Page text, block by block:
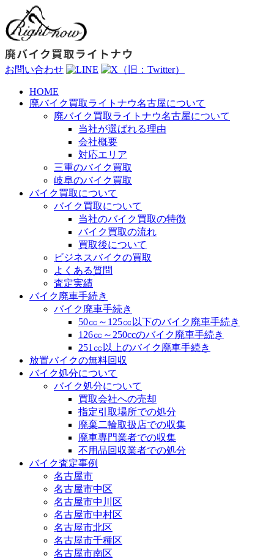
お問い合わせ
HOME
廃バイク買取ライトナウ名古屋について
廃バイク買取ライトナウ名古屋について
当社が選ばれる理由
会社概要
対応エリア
三重のバイク買取
岐阜のバイク買取
バイク買取について
バイク買取について
当社のバイク買取の特徴
バイク買取の流れ
買取後について
ビジネスバイクの買取
よくある質問
査定実績
バイク廃車手続き
バイク廃車手続き
50㏄～125㏄以下のバイク廃車手続き
126㏄～250ccのバイク廃車手続き
251㏄以上のバイク廃車手続き
放置バイクの無料回収
バイク処分について
バイク処分について
買取会社への売却
指定引取場所での処分
廃棄二輪取扱店での収集
廃車専門業者での収集
不用品回収業者での処分
バイク査定事例
名古屋市
名古屋市中区
名古屋市中川区
名古屋市中村区
名古屋市北区
名古屋市千種区
名古屋市南区